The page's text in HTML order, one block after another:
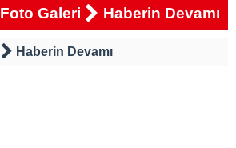
Foto Galeri Haberin Devamı
Haberin Devamı